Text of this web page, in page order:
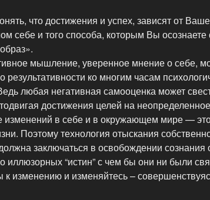
что достижения и успех, зависят от
себе и того способа, которым Вы осознаете
мышление, уверенное мнение о себе,
результативности ко многим часам
любая негативная самооценка может
достижения целей на
в себе и в окружающем мире —
Поэтому технология отыскания
заключаться в освобождении сознания
иллюзорных “истин” с чем бы они ни были
к изменению и изменяйтесь –